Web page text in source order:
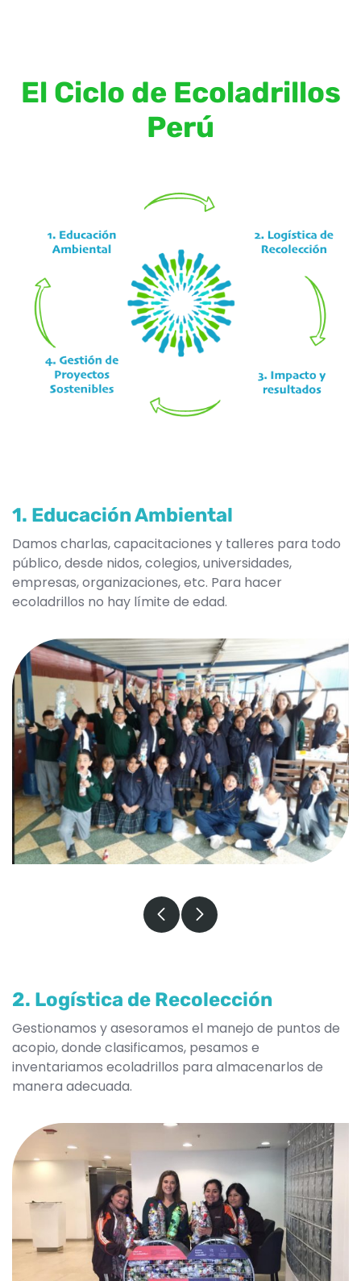
El Ciclo de Ecoladrillos
Perú
1. Educación Ambiental
Damos charlas, capacitaciones y talleres para todo
público, desde nidos, colegios, universidades,
empresas, organizaciones, etc. Para hacer
ecoladrillos no hay límite de edad.
2. Logística de Recolección
Gestionamos y asesoramos el manejo de puntos de
acopio, donde clasificamos, pesamos e
inventariamos ecoladrillos para almacenarlos de
manera adecuada.